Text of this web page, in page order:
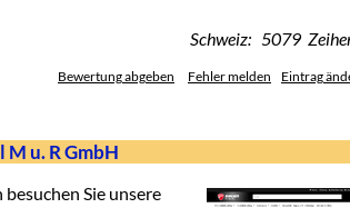
Schweiz: 5079
Bewertung abgeben Fehler melden Eintrag
u. R GmbH
Sie unsere